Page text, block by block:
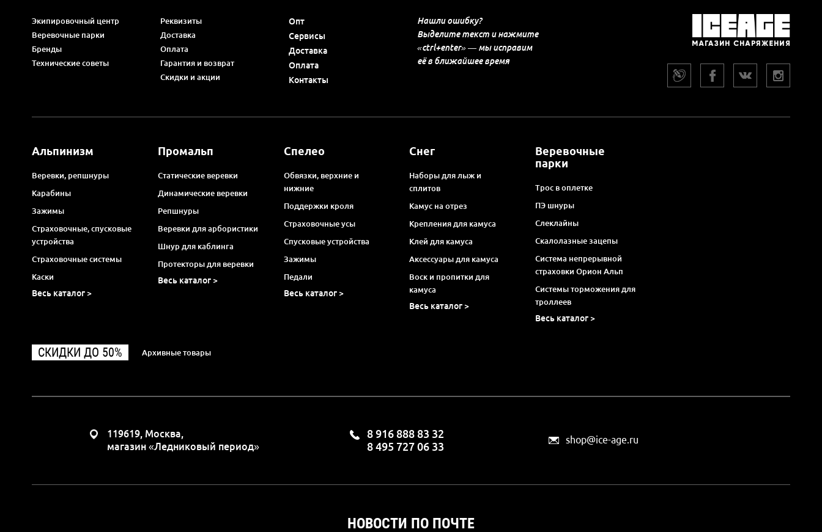
Экипировочный центр
Веревочные парки
Бренды
Технические советы
Реквизиты
Доставка
Оплата
Гарантия и возврат
Скидки и акции
Опт
Сервисы
Доставка
Оплата
Контакты
Нашли ошибку?
Выделите текст и нажмите
«ctrl+enter» — мы исправим
её в ближайшее время
Альпинизм
Веревки, репшнуры
Карабины
Зажимы
Страховочные, спусковые
устройства
Страховочные системы
Каски
Весь каталог >
Промальп
Статические веревки
Динамические веревки
Репшнуры
Веревки для арбористики
Шнур для каблинга
Протекторы для веревки
Весь каталог >
Спелео
Обвязки, верхние и
нижние
Поддержки кроля
Страховочные усы
Спусковые устройства
Зажимы
Педали
Весь каталог >
Снег
Наборы для лыж и
сплитов
Камус на отрез
Крепления для камуса
Клей для камуса
Аксессуары для камуса
Воск и пропитки для
камуса
Весь каталог >
Веревочные
парки
Трос в оплетке
ПЭ шнуры
Слеклайны
Скалолазные зацепы
Система непрерывной
страховки Орион Альп
Системы торможения для
троллеев
Весь каталог >
СКИДКИ ДО 50% Архивные товары
119619, Москва,
магазин «Ледниковый период»
8 916 888 83 32
8 495 727 06 33
shop@ice-age.ru
НОВОСТИ ПО ПОЧТЕ